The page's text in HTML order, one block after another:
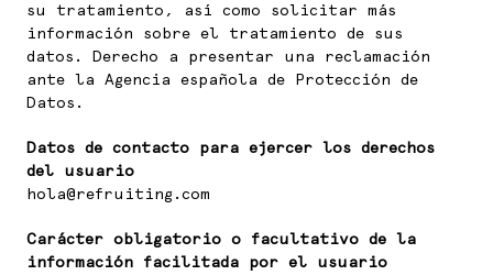
su tratamiento, así como solicitar más
información sobre el tratamiento de sus
datos. Derecho a presentar una reclamación
ante la Agencia española de Protección de
Datos.
Datos de contacto para ejercer los derechos
del usuario
hola@refruiting.com
Carácter obligatorio o facultativo de la
información facilitada por el usuario